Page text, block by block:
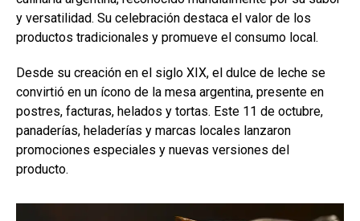
y versatilidad. Su celebración destaca el valor de los
productos tradicionales y promueve el consumo local.
Desde su creación en el siglo XIX, el dulce de leche se
convirtió en un ícono de la mesa argentina, presente en
postres, facturas, helados y tortas. Este 11 de octubre,
panaderías, heladerías y marcas locales lanzaron
promociones especiales y nuevas versiones del
producto.